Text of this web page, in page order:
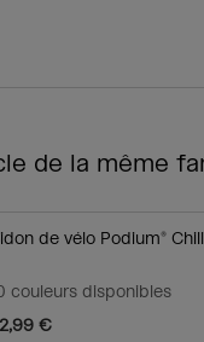
de la même
de vélo Podium®
couleurs disponibles
€